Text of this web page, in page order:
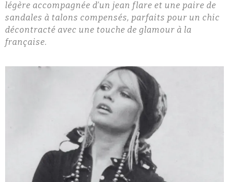
légère accompagnée d’un jean flare et une paire de
sandales à talons compensés, parfaits pour un chic
décontracté avec une touche de glamour à la
française.